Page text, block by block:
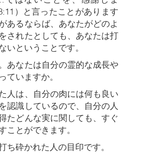
）と言ったことがあります
あるならば、あなたがどのよ
されたとしても、あなたは打
いということです。
あなたは自分の霊的な成長や
ていますか。
人は、自分の肉には何も良い
認識しているので、自分の人
たどんな実に関しても、すぐ
ことができます。
砕かれた人の目印です。